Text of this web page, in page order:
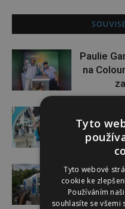
Paulie
na
pauzu
Nová
Dominik
Tyto
Tyto webové
cookie ke
Používáním
souhlasíte se